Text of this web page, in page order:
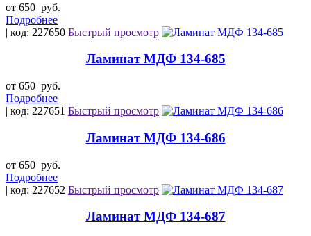
от 650 руб.
Подробнее
| код: 227650 Быстрый просмотр
Ламинат МДФ 134-685
от 650 руб.
Подробнее
| код: 227651 Быстрый просмотр
Ламинат МДФ 134-686
от 650 руб.
Подробнее
| код: 227652 Быстрый просмотр
Ламинат МДФ 134-687